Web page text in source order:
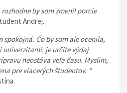
by som zmenil porcie
Andrej.
spokojná. Čo by som ale ocenila,
univerzitami, je určite výdaj
neostáva veľa času. Myslím,
pre viacerých študentov, “